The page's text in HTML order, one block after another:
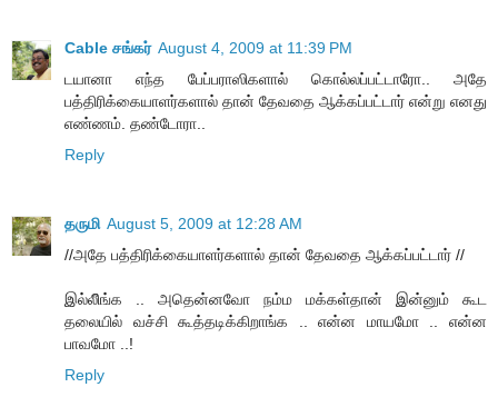
Cable சங்கர் August 4, 2009 at 11:39 PM
டயானா எந்த பேப்பராஸிகளால் கொல்லப்பட்டாரோ.. அதே
பத்திரிக்கையாளர்களால் தான் தேவதை ஆக்கப்பட்டார் என்று எனது
எண்ணம். தண்டோரா..
Reply
தருமி August 5, 2009 at 12:28 AM
//அதே பத்திரிக்கையாளர்களால் தான் தேவதை ஆக்கப்பட்டார் //
இல்லீிங்க .. அதென்னவோ நம்ம மக்கள்தான் இன்னும் கூட
தலையில் வச்சி கூத்தடிக்கிறாங்க .. என்ன மாயமோ .. என்ன
பாவமோ ..!
Reply